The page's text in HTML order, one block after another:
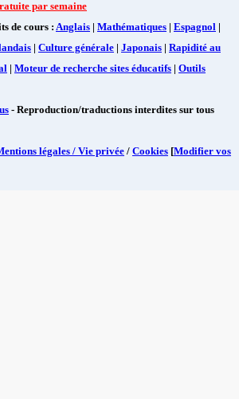
par semaine
de cours : Anglais | Mathématiques | Espagnol |
| Culture générale | Japonais | Rapidité au
| Moteur de recherche sites éducatifs | Outils
- Reproduction/traductions interdites sur tous
légales / Vie privée / Cookies [Modifier vos